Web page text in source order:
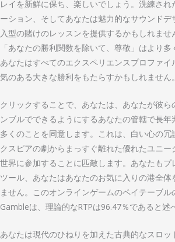
レイを新鮮に保ち、楽しいでしょう。洗練され
ーション、そしてあなたは魅力的なサウンド
入型の賭けのレッスンを提供するかもしれま
「あなたの勝利関数を除いて、尊敬」はより多
あなたはすべてのエクスペリエンスプロファイ
気のある大きな勝利をもたらすかもしれません。
クリックすることで、あなたは、あなたが彼ら
ンブルでできるようにするあなたの管轄で長
多くのことを同意します。これは、白い心の
クスピアの劇からまっすぐ離れた優れたユニー
世界に参加することに匹敵します。あなたもプ
ツール、あなたはあなたのお気に入りの港全
ません。このオンラインゲームのペイテーブ
Gambleは、理論的なRTPは96.47％であると述
あなたは現代のひねりを加えた古典的なスロ